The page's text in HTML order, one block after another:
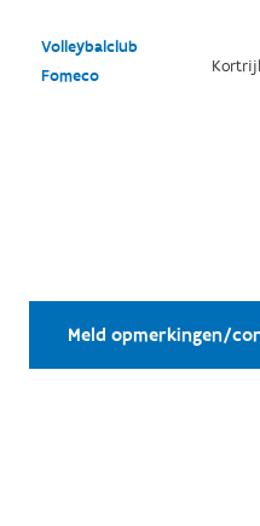
Volleybalclub
Fomeco
Meld opmerkingen/